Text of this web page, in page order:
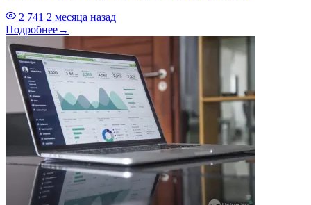
2 741 2 месяца назад
Подробнее→